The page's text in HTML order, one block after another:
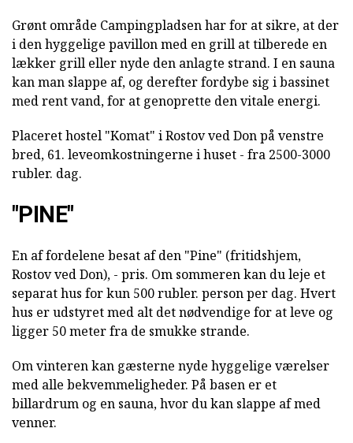
Grønt område Campingpladsen har for at sikre, at der
i den hyggelige pavillon med en grill at tilberede en
lækker grill eller nyde den anlagte strand. I en sauna
kan man slappe af, og derefter fordybe sig i bassinet
med rent vand, for at genoprette den vitale energi.
Placeret hostel "Komat" i Rostov ved Don på venstre
bred, 61. leveomkostningerne i huset - fra 2500-3000
rubler. dag.
"PINE"
En af fordelene besat af den "Pine" (fritidshjem,
Rostov ved Don), - pris. Om sommeren kan du leje et
separat hus for kun 500 rubler. person per dag. Hvert
hus er udstyret med alt det nødvendige for at leve og
ligger 50 meter fra de smukke strande.
Om vinteren kan gæsterne nyde hyggelige værelser
med alle bekvemmeligheder. På basen er et
billardrum og en sauna, hvor du kan slappe af med
venner.